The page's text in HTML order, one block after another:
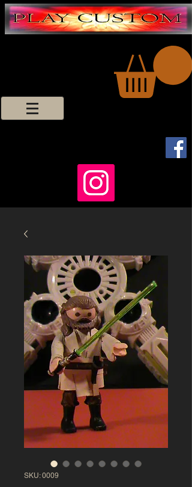
SKU: 0009